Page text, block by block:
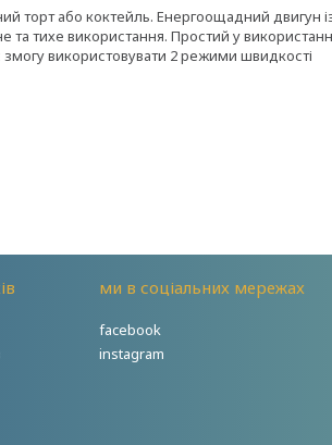
торт або коктейль. Енергоощадний двигун
та тихе використання. Простий у
використовувати 2 режими швидкості
ми в соціальних мережах
facebook
instagram